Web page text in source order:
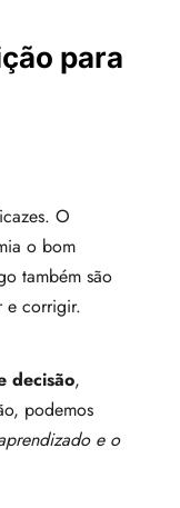
para
O
o bom
também são
e corrigir.
decisão,
podemos
e o